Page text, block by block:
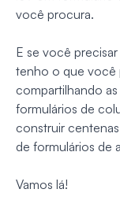
você procura.
E se você
tenho o que você
compartilhando
formulários de
construir
de formulários de
Vamos lá!